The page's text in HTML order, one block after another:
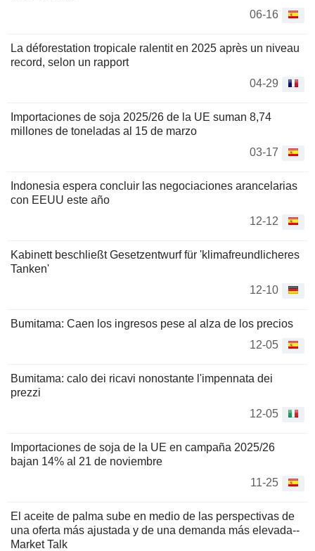
06-16
La déforestation tropicale ralentit en 2025 après un niveau
record, selon un rapport
04-29
Importaciones de soja 2025/26 de la UE suman 8,74
millones de toneladas al 15 de marzo
03-17
Indonesia espera concluir las negociaciones arancelarias
con EEUU este año
12-12
Kabinett beschließt Gesetzentwurf für 'klimafreundlicheres
Tanken'
12-10
Bumitama: Caen los ingresos pese al alza de los precios
12-05
Bumitama: calo dei ricavi nonostante l'impennata dei
prezzi
12-05
Importaciones de soja de la UE en campaña 2025/26
bajan 14% al 21 de noviembre
11-25
El aceite de palma sube en medio de las perspectivas de
una oferta más ajustada y de una demanda más elevada--
Market Talk